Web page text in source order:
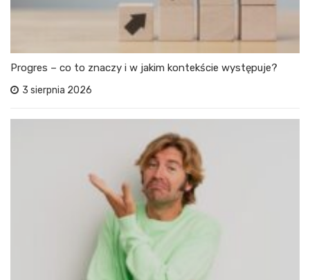
Progres – co to znaczy i w jakim kontekście występuje?
3 sierpnia 2026